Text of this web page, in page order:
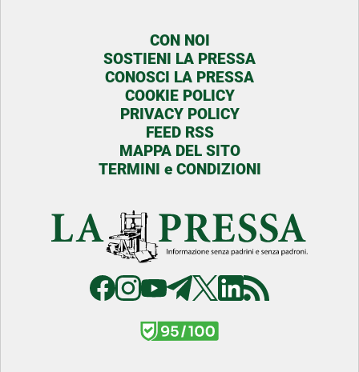
CON NOI
SOSTIENI LA PRESSA
CONOSCI LA PRESSA
COOKIE POLICY
PRIVACY POLICY
FEED RSS
MAPPA DEL SITO
TERMINI e CONDIZIONI